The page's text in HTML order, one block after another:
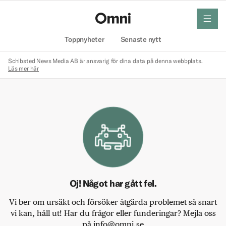
Toppnyheter Senaste nytt
meny
Schibsted News Media AB är ansvarig för dina data på denna webbplats.
Läs mer här
Oj! Något har gått fel.
Vi ber om ursäkt och försöker åtgärda problemet så snart
vi kan, håll ut! Har du frågor eller funderingar? Mejla oss